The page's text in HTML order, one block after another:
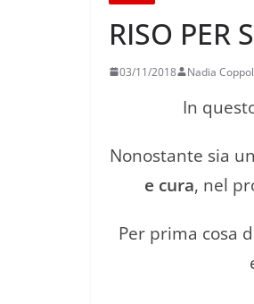
RISO PER
03/11/2018 Nadia
In
Nonostante sia
e cura, nel
Per prima cosa